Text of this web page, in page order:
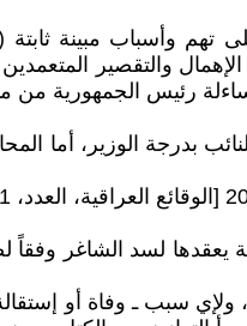
على تهم وأسباب مبينة
المنصب الوظيفي أو هدر المال العام أو فقدان شروط العضوية الواردة في قانون مجلس المحافظات رقم
رئيس الجمهورية من
بدرجة الوزير، أما
لسد الشاغر وفقاً
ولإي سبب ـ وفاة أو